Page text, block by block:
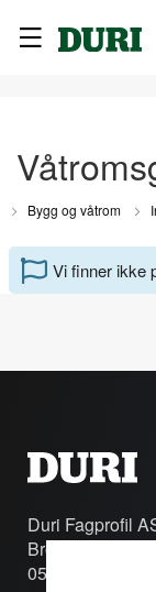
Bygg og våtrom
Vi finner ikke
Duri Fagprofil
Brobekkveien
0582 Oslo